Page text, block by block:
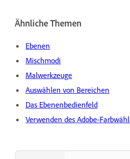
Ähnliche Themen
Ebenen
Mischmodi
Malwerkzeuge
Auswählen von Bereichen
Das Ebenenbedienfeld
Verwenden des Adobe-